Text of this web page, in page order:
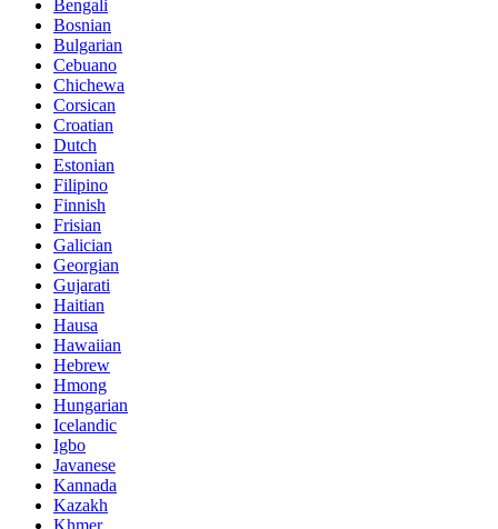
Bengali
Bosnian
Bulgarian
Cebuano
Chichewa
Corsican
Croatian
Dutch
Estonian
Filipino
Finnish
Frisian
Galician
Georgian
Gujarati
Haitian
Hausa
Hawaiian
Hebrew
Hmong
Hungarian
Icelandic
Igbo
Javanese
Kannada
Kazakh